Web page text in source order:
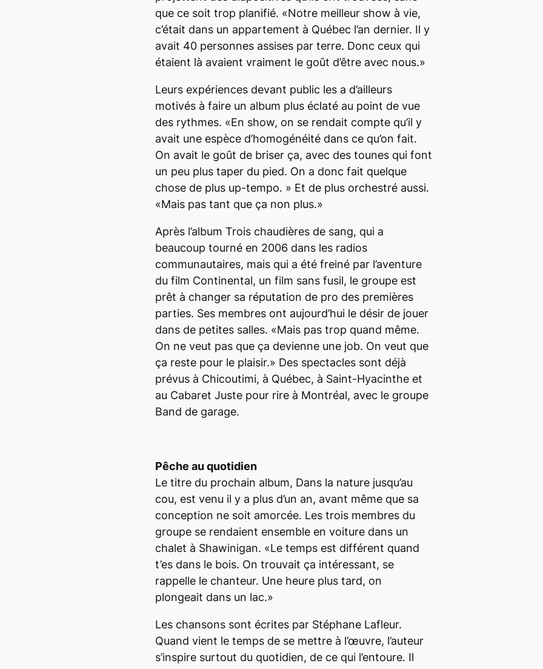
que ce soit trop planifié. «Notre meilleur show à vie,
c’était dans un appartement à Québec l’an dernier. Il y
avait 40 personnes assises par terre. Donc ceux qui
étaient là avaient vraiment le goût d’être avec nous.»
Leurs expériences devant public les a d’ailleurs
motivés à faire un album plus éclaté au point de vue
des rythmes. «En show, on se rendait compte qu’il y
avait une espèce d’homogénéité dans ce qu’on fait.
On avait le goût de briser ça, avec des tounes qui font
un peu plus taper du pied. On a donc fait quelque
chose de plus up-tempo. » Et de plus orchestré aussi.
«Mais pas tant que ça non plus.»
Après l’album Trois chaudières de sang, qui a
beaucoup tourné en 2006 dans les radios
communautaires, mais qui a été freiné par l’aventure
du film Continental, un film sans fusil, le groupe est
prêt à changer sa réputation de pro des premières
parties. Ses membres ont aujourd’hui le désir de jouer
dans de petites salles. «Mais pas trop quand même.
On ne veut pas que ça devienne une job. On veut que
ça reste pour le plaisir.» Des spectacles sont déjà
prévus à Chicoutimi, à Québec, à Saint-Hyacinthe et
au Cabaret Juste pour rire à Montréal, avec le groupe
Band de garage.
Pêche au quotidien
Le titre du prochain album, Dans la nature jusqu’au
cou, est venu il y a plus d’un an, avant même que sa
conception ne soit amorcée. Les trois membres du
groupe se rendaient ensemble en voiture dans un
chalet à Shawinigan. «Le temps est différent quand
t’es dans le bois. On trouvait ça intéressant, se
rappelle le chanteur. Une heure plus tard, on
plongeait dans un lac.»
Les chansons sont écrites par Stéphane Lafleur.
Quand vient le temps de se mettre à l’œuvre, l’auteur
s’inspire surtout du quotidien, de ce qui l’entoure. Il